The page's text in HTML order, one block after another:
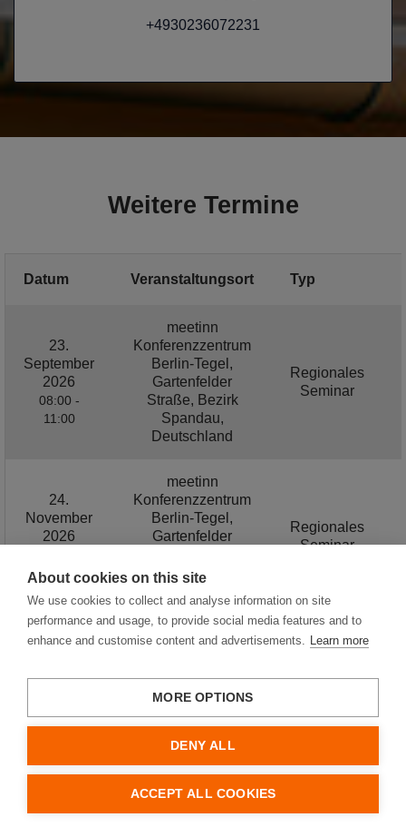
+4930236072231
Weitere Termine
Datum Veranstaltungsort Typ
23.
September
2026
08:00 -
11:00
meetinn
Konferenzzentrum
Berlin-Tegel,
Gartenfelder
Straße, Bezirk
Spandau,
Deutschland
Regionales
Seminar
24.
November
2026
11:00
meetinn
Konferenzzentrum
Berlin-Tegel,
Gartenfelder
Spandau,
Regionales
Seminar
Hager Vertriebsgesellschaft mbH & Co. KG
Datenschutz
Nutzungsbedingungen
About cookies on this site
We use cookies to collect and analyse information on site
performance and usage, to provide social media features and to
enhance and customise content and advertisements. Learn more
MORE OPTIONS
DENY ALL
ACCEPT ALL COOKIES